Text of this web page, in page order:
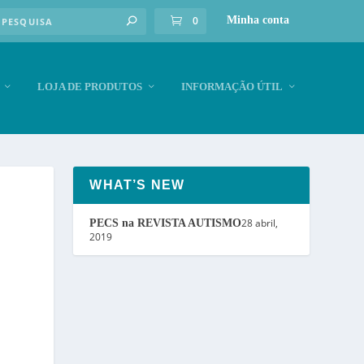
0 Minha conta
LOJA DE PRODUTOS INFORMAÇÃO ÚTIL
WHAT’S NEW
PECS na REVISTA AUTISMO28 abril,
2019